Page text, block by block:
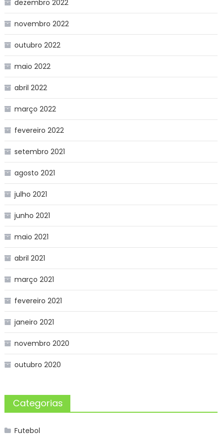
dezembro 2022
novembro 2022
outubro 2022
maio 2022
abril 2022
março 2022
fevereiro 2022
setembro 2021
agosto 2021
julho 2021
junho 2021
maio 2021
abril 2021
março 2021
fevereiro 2021
janeiro 2021
novembro 2020
outubro 2020
Categorias
Futebol